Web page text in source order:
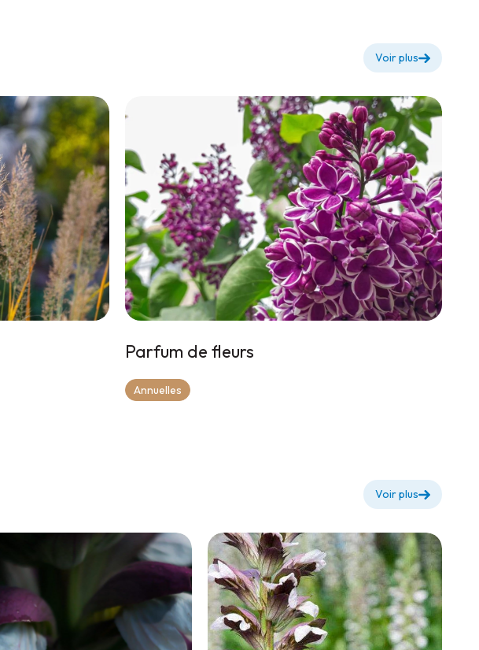
Voir plus
Parfum de fleurs
Annuelles
Voir plus